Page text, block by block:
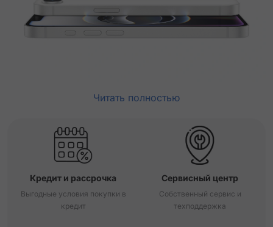
Читать полностью
Кредит и рассрочка
Выгодные условия покупки в
кредит
Сервисный центр
Собственный сервис и
техподдержка